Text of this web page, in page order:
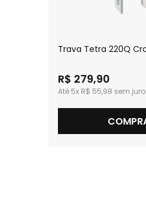
Trava Tetra 220Q
R$ 279,90
5x R$ 55,98